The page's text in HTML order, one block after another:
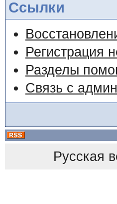
Ссылки
Регистрация
Разделы
Связь с
Русская